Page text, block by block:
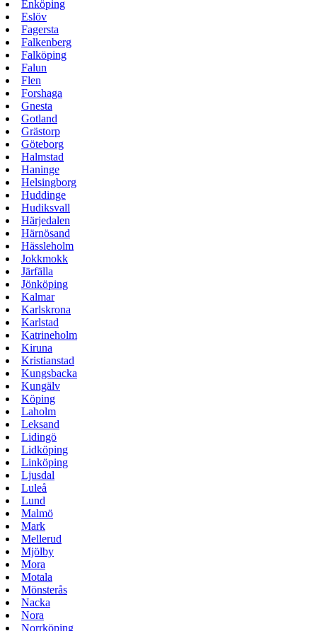
Enköping
Eslöv
Fagersta
Falkenberg
Falköping
Falun
Flen
Forshaga
Gnesta
Gotland
Grästorp
Göteborg
Halmstad
Haninge
Helsingborg
Huddinge
Hudiksvall
Härjedalen
Härnösand
Hässleholm
Jokkmokk
Järfälla
Jönköping
Kalmar
Karlskrona
Karlstad
Katrineholm
Kiruna
Kristianstad
Kungsbacka
Kungälv
Köping
Laholm
Leksand
Lidingö
Lidköping
Linköping
Ljusdal
Luleå
Lund
Malmö
Mark
Mellerud
Mjölby
Mora
Motala
Mönsterås
Nacka
Nora
Norrköping